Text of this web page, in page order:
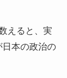
えると、実
本の政治の